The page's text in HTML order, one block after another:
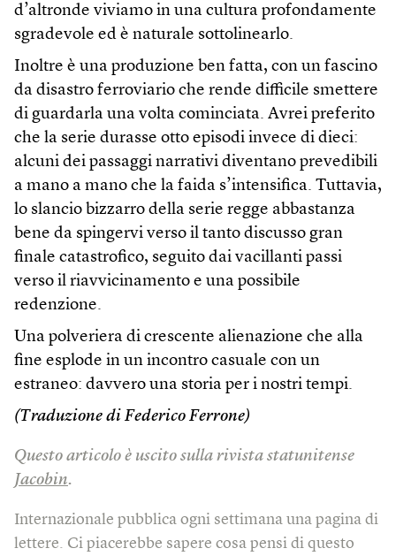
d’altronde viviamo in una cultura profondamente
sgradevole ed è naturale sottolinearlo.
Inoltre è una produzione ben fatta, con un fascino
da disastro ferroviario che rende difficile smettere
di guardarla una volta cominciata. Avrei preferito
che la serie durasse otto episodi invece di dieci:
alcuni dei passaggi narrativi diventano prevedibili
a mano a mano che la faida s’intensifica. Tuttavia,
lo slancio bizzarro della serie regge abbastanza
bene da spingervi verso il tanto discusso gran
finale catastrofico, seguito dai vacillanti passi
verso il riavvicinamento e una possibile
redenzione.
Una polveriera di crescente alienazione che alla
fine esplode in un incontro casuale con un
estraneo: davvero una storia per i nostri tempi.
(Traduzione di Federico Ferrone)
Questo articolo è uscito sulla rivista statunitense
Jacobin.
Internazionale pubblica ogni settimana una pagina di
lettere. Ci piacerebbe sapere cosa pensi di questo